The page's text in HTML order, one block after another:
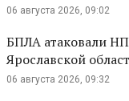
06 августа 2026, 09:02
БПЛА атаковали
Ярославской
06 августа 2026, 09:32